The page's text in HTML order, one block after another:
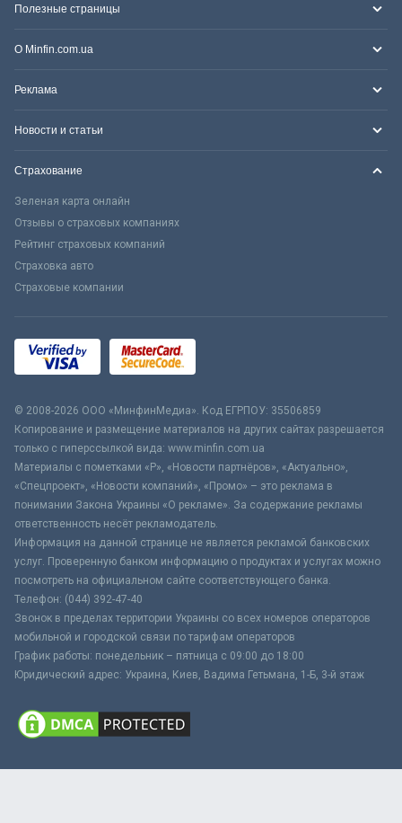
Полезные страницы
О Minfin.com.ua
Реклама
Новости и статьи
Страхование
Зеленая карта онлайн
Отзывы о страховых компаниях
Рейтинг страховых компаний
Страховка авто
Страховые компании
© 2008-2026 ООО «МинфинМедиа». Код ЕГРПОУ: 35506859
Копирование и размещение материалов на других сайтах разрешается
только с гиперссылкой вида: www.minfin.com.ua
Материалы с пометками «Р», «Новости партнёров», «Актуально»,
«Спецпроект», «Новости компаний», «Промо» – это реклама в
понимании Закона Украины «О рекламе». За содержание рекламы
ответственность несёт рекламодатель.
Информация на данной странице не является рекламой банковских
услуг. Проверенную банком информацию о продуктах и услугах можно
посмотреть на официальном сайте соответствующего банка.
Телефон: (044) 392-47-40
Звонок в пределах территории Украины со всех номеров операторов
мобильной и городской связи по тарифам операторов
График работы: понедельник – пятница с 09:00 до 18:00
Юридический адрес: Украина, Киев, Вадима Гетьмана, 1-Б, 3-й этаж